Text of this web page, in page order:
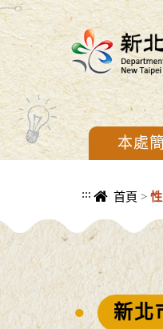
進入內容區塊
本處
::: 首頁 >
新北